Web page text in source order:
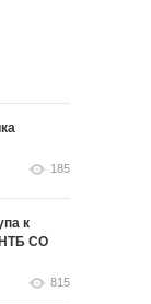
185
к
СО
815